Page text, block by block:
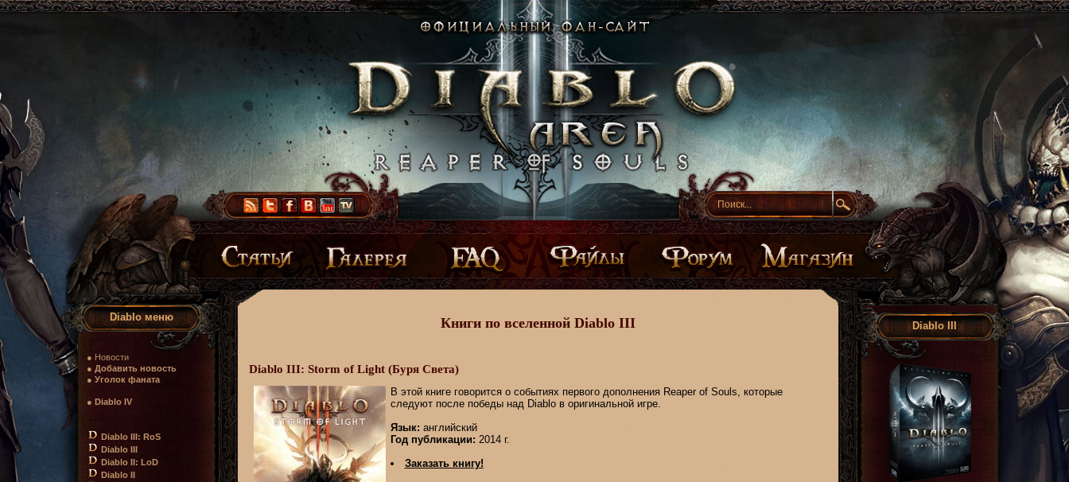
Diablo меню
● Новости
● Добавить новость
● Уголок фаната
● Diablo IV
Diablo III: RoS
Diablo III
Diablo II: LoD
Diablo II
Книги по вселенной Diablo III
Diablo III: Storm of Light (Буря Света)
В этой книге говорится о событиях первого дополнения Reaper of Souls, которые
следуют после победы над Diablo в оригинальной игре.
Язык: английский
Год публикации: 2014 г.
Заказать книгу!
Diablo III